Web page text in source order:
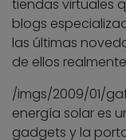
tiendas virtuales
blogs
las últimas
de ellos
/imgs/2009/01/
energía solar es
gadgets y la